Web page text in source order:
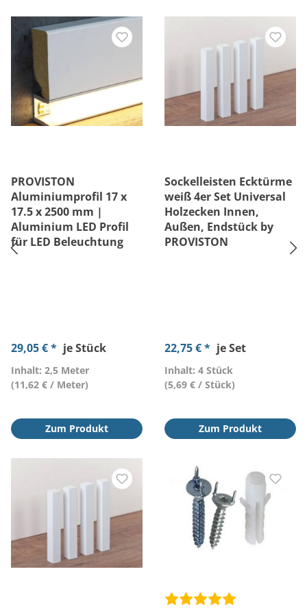
PROVISTON
Aluminiumprofil 17 x
17.5 x 2500 mm |
Aluminium LED Profil
für LED Beleuchtung
29,05 € * je Stück
Inhalt: 2,5 Meter
(11,62 € / Meter)
Zum Produkt
Sockelleisten Ecktürme
weiß 4er Set Universal
Holzecken Innen,
Außen, Endstück by
PROVISTON
22,75 € * je Set
Inhalt: 4 Stück
(5,69 € / Stück)
Zum Produkt